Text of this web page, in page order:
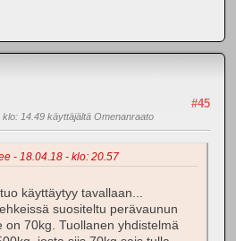
#45
klo: 14.49 käyttäjältä Omenanraato
- 18.04.18 - klo: 20.57
käyttäytyy tavallaan...
suositeltu perävaunun
on 70kg. Tuollanen yhdistelmä